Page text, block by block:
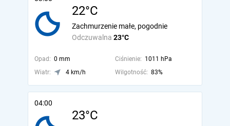
22°C
Odczuwalna 23°C
Zachmurzenie małe, pogodnie
Opad: 0 mm Ciśnienie: 1011 hPa
Wiatr:
4 km/h Wilgotność: 83%
04:00
23°C